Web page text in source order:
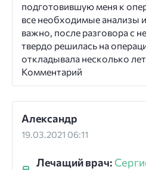
подготовившую меня к
все необходимые анализы
важно, после разговора с
твердо решилась на
откладывала несколько
Комментарий
Александр
19.03.2021 06:11
Лечащий врач: